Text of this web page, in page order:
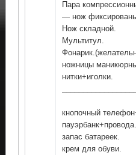
Пара
— нож
Нож складной.
Мультитул.
ножницы
нитки+иголки.
кнопочный
пауэрбанк+провода.
запас батареек.
крем для обуви.